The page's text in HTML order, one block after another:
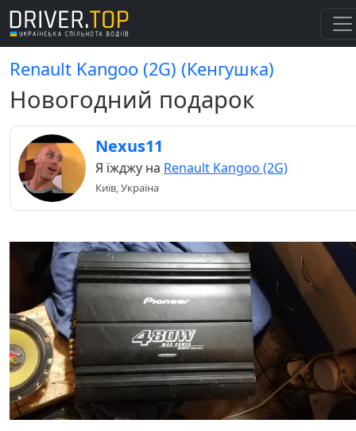
Renault Kangoo (2G) (Кенгушка)
Новогодний подарок
Nexus11
Я їжджу на Renault Kangoo (2G)
Київ, Україна